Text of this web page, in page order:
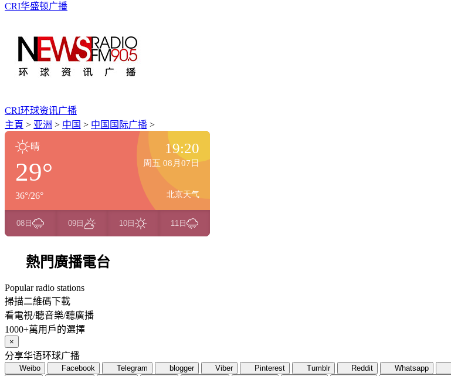
CRI华盛顿广播
CRI环球资讯广播
主頁 > 亚洲 > 中国 > 中国国际广播 >
熱門廣播電台
Popular radio stations
掃描二維碼下載
看電視/聽音樂/聽廣播
1000+萬用戶的選擇
×
分享华语环球广播
Weibo Facebook Telegram blogger Viber Pinterest Tumblr Reddit Whatsapp